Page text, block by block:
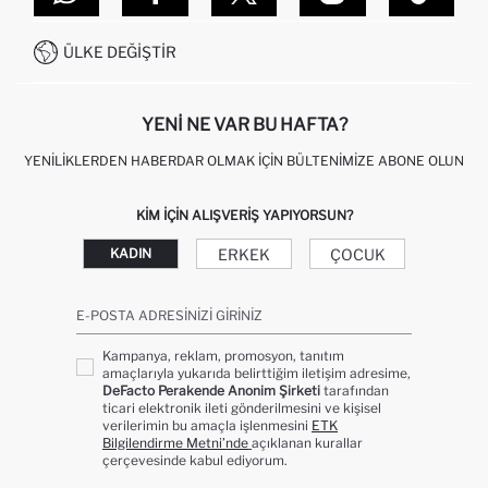
SITEMAP
İŞLEM REHBERI
KAMPANYALAR
0850 333 22 86
ÜLKE DEĞIŞTIR
YENI NE VAR BU HAFTA?
YENILIKLERDEN HABERDAR OLMAK İÇIN BÜLTENIMIZE ABONE OLUN
KIM IÇIN ALIŞVERIŞ YAPIYORSUN?
KADIN ERKEK ÇOCUK
E-POSTA ADRESINIZI GIRINIZ
Kampanya, reklam, promosyon, tanıtım
amaçlarıyla yukarıda belirttiğim iletişim adresime,
DeFacto Perakende Anonim Şirketi tarafından
ticari elektronik ileti gönderilmesini ve kişisel
verilerimin bu amaçla işlenmesini ETK
Bilgilendirme Metni’nde açıklanan kurallar
çerçevesinde kabul ediyorum.